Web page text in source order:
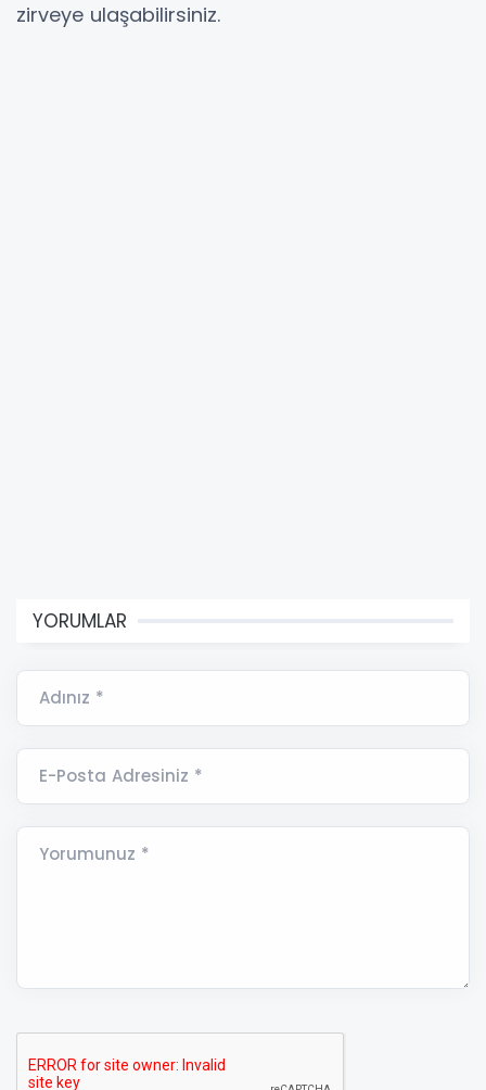
zirveye ulaşabilirsiniz.
YORUMLAR
Adınız *
E-Posta Adresiniz *
Yorumunuz *